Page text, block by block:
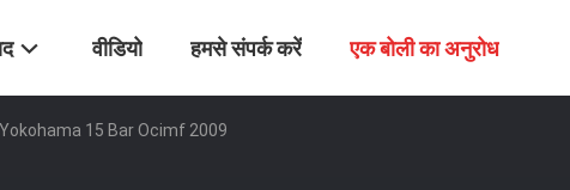
वीडियो हमसे संपर्क करें एक बोली का अनुरोध
Yokohama 15 Bar Ocimf 2009